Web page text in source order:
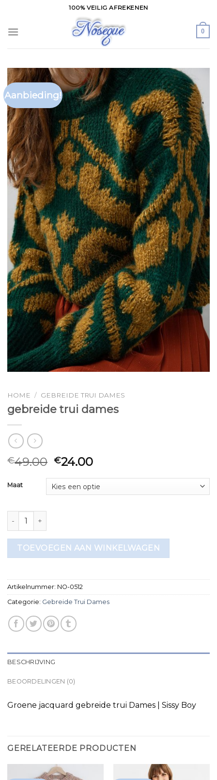
content
100% VEILIG AFREKENEN
0
Aanbieding!
HOME / GEBREIDE TRUI DAMES
gebreide trui dames
€49.00 €24.00
Maat
gebreide trui dames aantal
TOEVOEGEN AAN WINKELWAGEN
Artikelnummer: NO-0512
Categorie: Gebreide Trui Dames
BESCHRIJVING
BEOORDELINGEN (0)
Groene jacquard gebreide trui Dames | Sissy Boy
GERELATEERDE PRODUCTEN